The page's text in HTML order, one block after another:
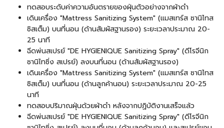
ทดสอบระดับค่าความอันตรายของฝุ่นตัวอย่างจากผ้าดำ
เดินเครื่อง "Mattress Sanitizing System" (แมสเทร์ส ซานิไทส
ซิสเต็ม) บนที่นอน (ด้านสัมผัสฐานรอง) ระยะเวลาประมาณ 20-
25 นาที
ฉีดพ่นสเปรย์ "DE HYGIENIQUE Sanitizing Spray" (ดีโรจีนิก
ซานิไทซิ่ง สเปรย์) ลงบนที่นอน (ด้านสัมผัสฐานรอง)
เดินเครื่อง "Mattress Sanitizing System" (แมสเทร์ส ซานิไทส
ซิสเต็ม) บนที่นอน (ด้านลูกค้านอน) ระยะเวลาประมาณ 20-25
นาที
ทดสอบปริมาณฝุ่นด้วยผ้าดำ หลังจากปฏิบัติงานเสร็จแล้ว
ฉีดพ่นสเปรย์ "DE HYGIENIQUE Sanitizing Spray" (ดีโรจีนิก